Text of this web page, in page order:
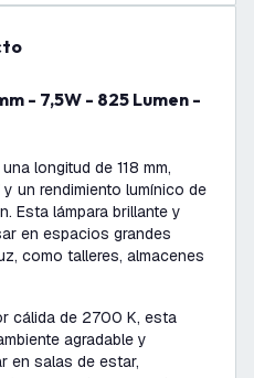
longitud de 118 mm,
un rendimiento lumínico de
Esta lámpara brillante y
en espacios grandes
como talleres, almacenes
cálida de 2700 K, esta
agradable y
en salas de estar,